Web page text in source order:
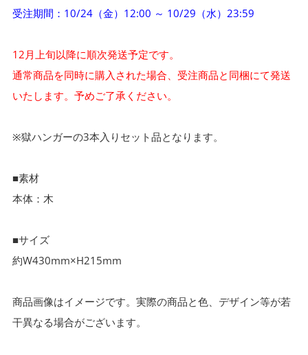
受注期間：10/24（金）12:00 ～ 10/29（水）23:59
12月上旬以降に順次発送予定です。
通常商品を同時に購入された場合、受注商品と同梱にて発送
いたします。予めご了承ください。
※獄ハンガーの3本入りセット品となります。
■素材
本体：木
■サイズ
約W430mm×H215mm
商品画像はイメージです。実際の商品と色、デザイン等が若
干異なる場合がございます。